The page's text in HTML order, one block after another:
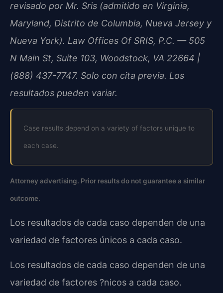
revisado por Mr. Sris (admitido en Virginia,
Maryland, Distrito de Columbia, Nueva Jersey y
Nueva York). Law Offices Of SRIS, P.C. — 505
N Main St, Suite 103, Woodstock, VA 22664 |
(888) 437-7747. Solo con cita previa. Los
resultados pueden variar.
Case results depend on a variety of factors unique to
each case.
Attorney advertising. Prior results do not guarantee a similar
outcome.
Los resultados de cada caso dependen de una
variedad de factores únicos a cada caso.
Los resultados de cada caso dependen de una
variedad de factores ?nicos a cada caso.